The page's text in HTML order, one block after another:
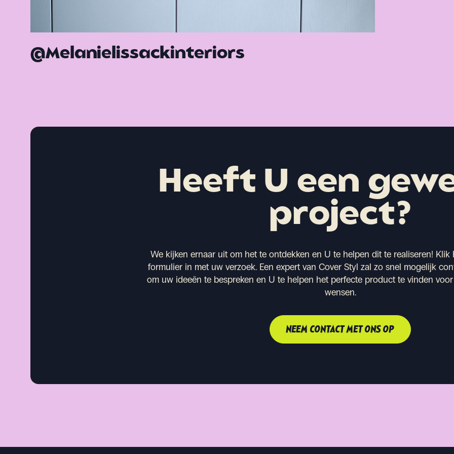
@Melanielissackinteriors
Heeft U een
project?
We kijken ernaar uit om het te ontdekken en U te helpen dit te realiseren! Klik
formulier in met uw verzoek. Een expert van Cover Styl zal zo snel mogelijk
om uw ideeën te bespreken en U te helpen het perfecte product te vinden
wensen.
NEEM CONTACT MET ONS OP